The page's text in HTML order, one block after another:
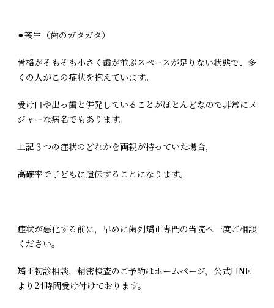
⚫︎叢生（歯のガタガタ）
骨格がそもそも小さく歯が並ぶスペースが足りない状態で、多
くの人がこの症状を抱えています。
受け口や出っ歯と併発していることがほとんどなので非常にメ
ジャーな病名でもあります。
上記３つの症状のどれかを両親が持っていた場合，
高確率で子どもに遺伝することになります。
症状が悪化する前に，早めに歯列矯正専門の当院へ一度ご相談
ください。
矯正初診相談，精密検査のご予約はホームページ，公式LINE
より24時間受け付けております。